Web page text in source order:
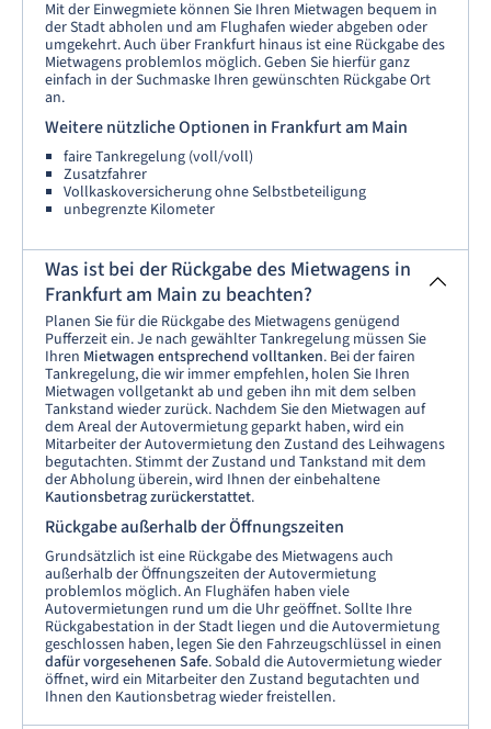
Mit der Einwegmiete können Sie Ihren Mietwagen bequem in
der Stadt abholen und am Flughafen wieder abgeben oder
umgekehrt. Auch über Frankfurt hinaus ist eine Rückgabe des
Mietwagens problemlos möglich. Geben Sie hierfür ganz
einfach in der Suchmaske Ihren gewünschten Rückgabe Ort
an.
Weitere nützliche Optionen in Frankfurt am Main
faire Tankregelung (voll/voll)
Zusatzfahrer
Vollkaskoversicherung ohne Selbstbeteiligung
unbegrenzte Kilometer
Was ist bei der Rückgabe des Mietwagens in
Frankfurt am Main zu beachten?
Planen Sie für die Rückgabe des Mietwagens genügend
Pufferzeit ein. Je nach gewählter Tankregelung müssen Sie
Ihren Mietwagen entsprechend volltanken. Bei der fairen
Tankregelung, die wir immer empfehlen, holen Sie Ihren
Mietwagen vollgetankt ab und geben ihn mit dem selben
Tankstand wieder zurück. Nachdem Sie den Mietwagen auf
dem Areal der Autovermietung geparkt haben, wird ein
Mitarbeiter der Autovermietung den Zustand des Leihwagens
begutachten. Stimmt der Zustand und Tankstand mit dem
der Abholung überein, wird Ihnen der einbehaltene
Kautionsbetrag zurückerstattet.
Rückgabe außerhalb der Öffnungszeiten
Grundsätzlich ist eine Rückgabe des Mietwagens auch
außerhalb der Öffnungszeiten der Autovermietung
problemlos möglich. An Flughäfen haben viele
Autovermietungen rund um die Uhr geöffnet. Sollte Ihre
Rückgabestation in der Stadt liegen und die Autovermietung
geschlossen haben, legen Sie den Fahrzeugschlüssel in einen
dafür vorgesehenen Safe. Sobald die Autovermietung wieder
öffnet, wird ein Mitarbeiter den Zustand begutachten und
Ihnen den Kautionsbetrag wieder freistellen.